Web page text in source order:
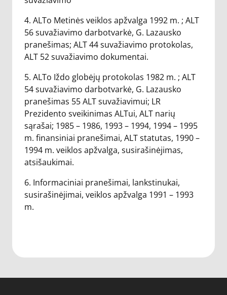
4. ALTo Metinės veiklos apžvalga 1992 m. ; ALT
56 suvažiavimo darbotvarkė, G. Lazausko
pranešimas; ALT 44 suvažiavimo protokolas,
ALT 52 suvažiavimo dokumentai.
5. ALTo Iždo globėjų protokolas 1982 m. ; ALT
54 suvažiavimo darbotvarkė, G. Lazausko
pranešimas 55 ALT suvažiavimui; LR
Prezidento sveikinimas ALTui, ALT narių
sąrašai; 1985 – 1986, 1993 – 1994, 1994 – 1995
m. finansiniai pranešimai, ALT statutas, 1990 –
1994 m. veiklos apžvalga, susirašinėjimas,
atsišaukimai.
6. Informaciniai pranešimai, lankstinukai,
susirašinėjimai, veiklos apžvalga 1991 – 1993
m.